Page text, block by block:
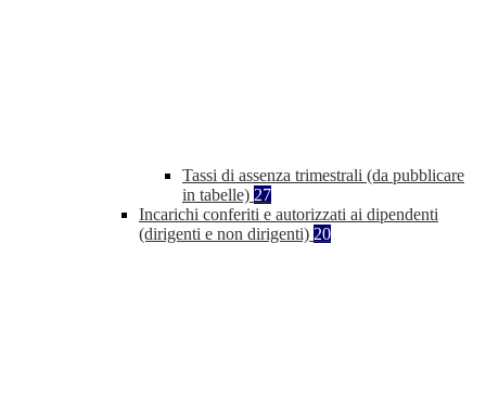
Tassi di assenza trimestrali (da pubblicare
in tabelle) 27
Incarichi conferiti e autorizzati ai dipendenti
(dirigenti e non dirigenti) 20